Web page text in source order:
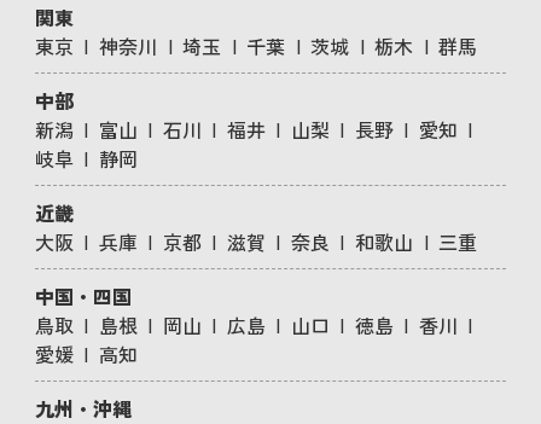
関東
東京
神奈川 埼玉 千葉 茨城 栃木
群馬
中部
新潟
富山 石川 福井 山梨 長野
愛知
岐阜
静岡
近畿
大阪
兵庫 京都 滋賀 奈良 和歌山
三重
中国・四国
鳥取
島根 岡山 広島 山口 徳島
香川
愛媛
高知
九州・沖縄